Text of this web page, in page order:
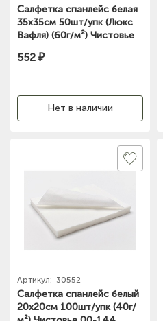
Салфетка спанлейс белая
35х35см 50шт/упк (Люкс
Вафля) (60г/м²) Чистовье
552 ₽
Нет в наличии
Артикул: 30552
Салфетка спанлейс белый
20х20см 100шт/упк (40г/